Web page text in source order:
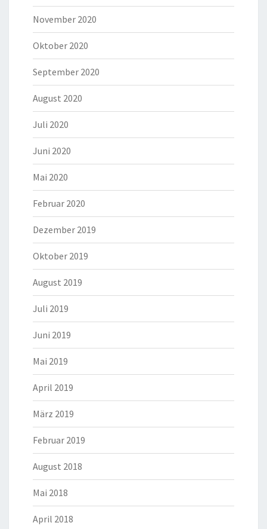
November 2020
Oktober 2020
September 2020
August 2020
Juli 2020
Juni 2020
Mai 2020
Februar 2020
Dezember 2019
Oktober 2019
August 2019
Juli 2019
Juni 2019
Mai 2019
April 2019
März 2019
Februar 2019
August 2018
Mai 2018
April 2018